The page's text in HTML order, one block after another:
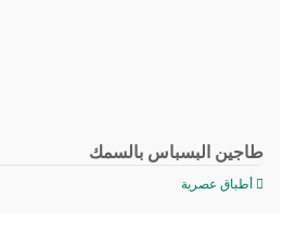
طاجين البسباس بالسمك
أطباق عصرية